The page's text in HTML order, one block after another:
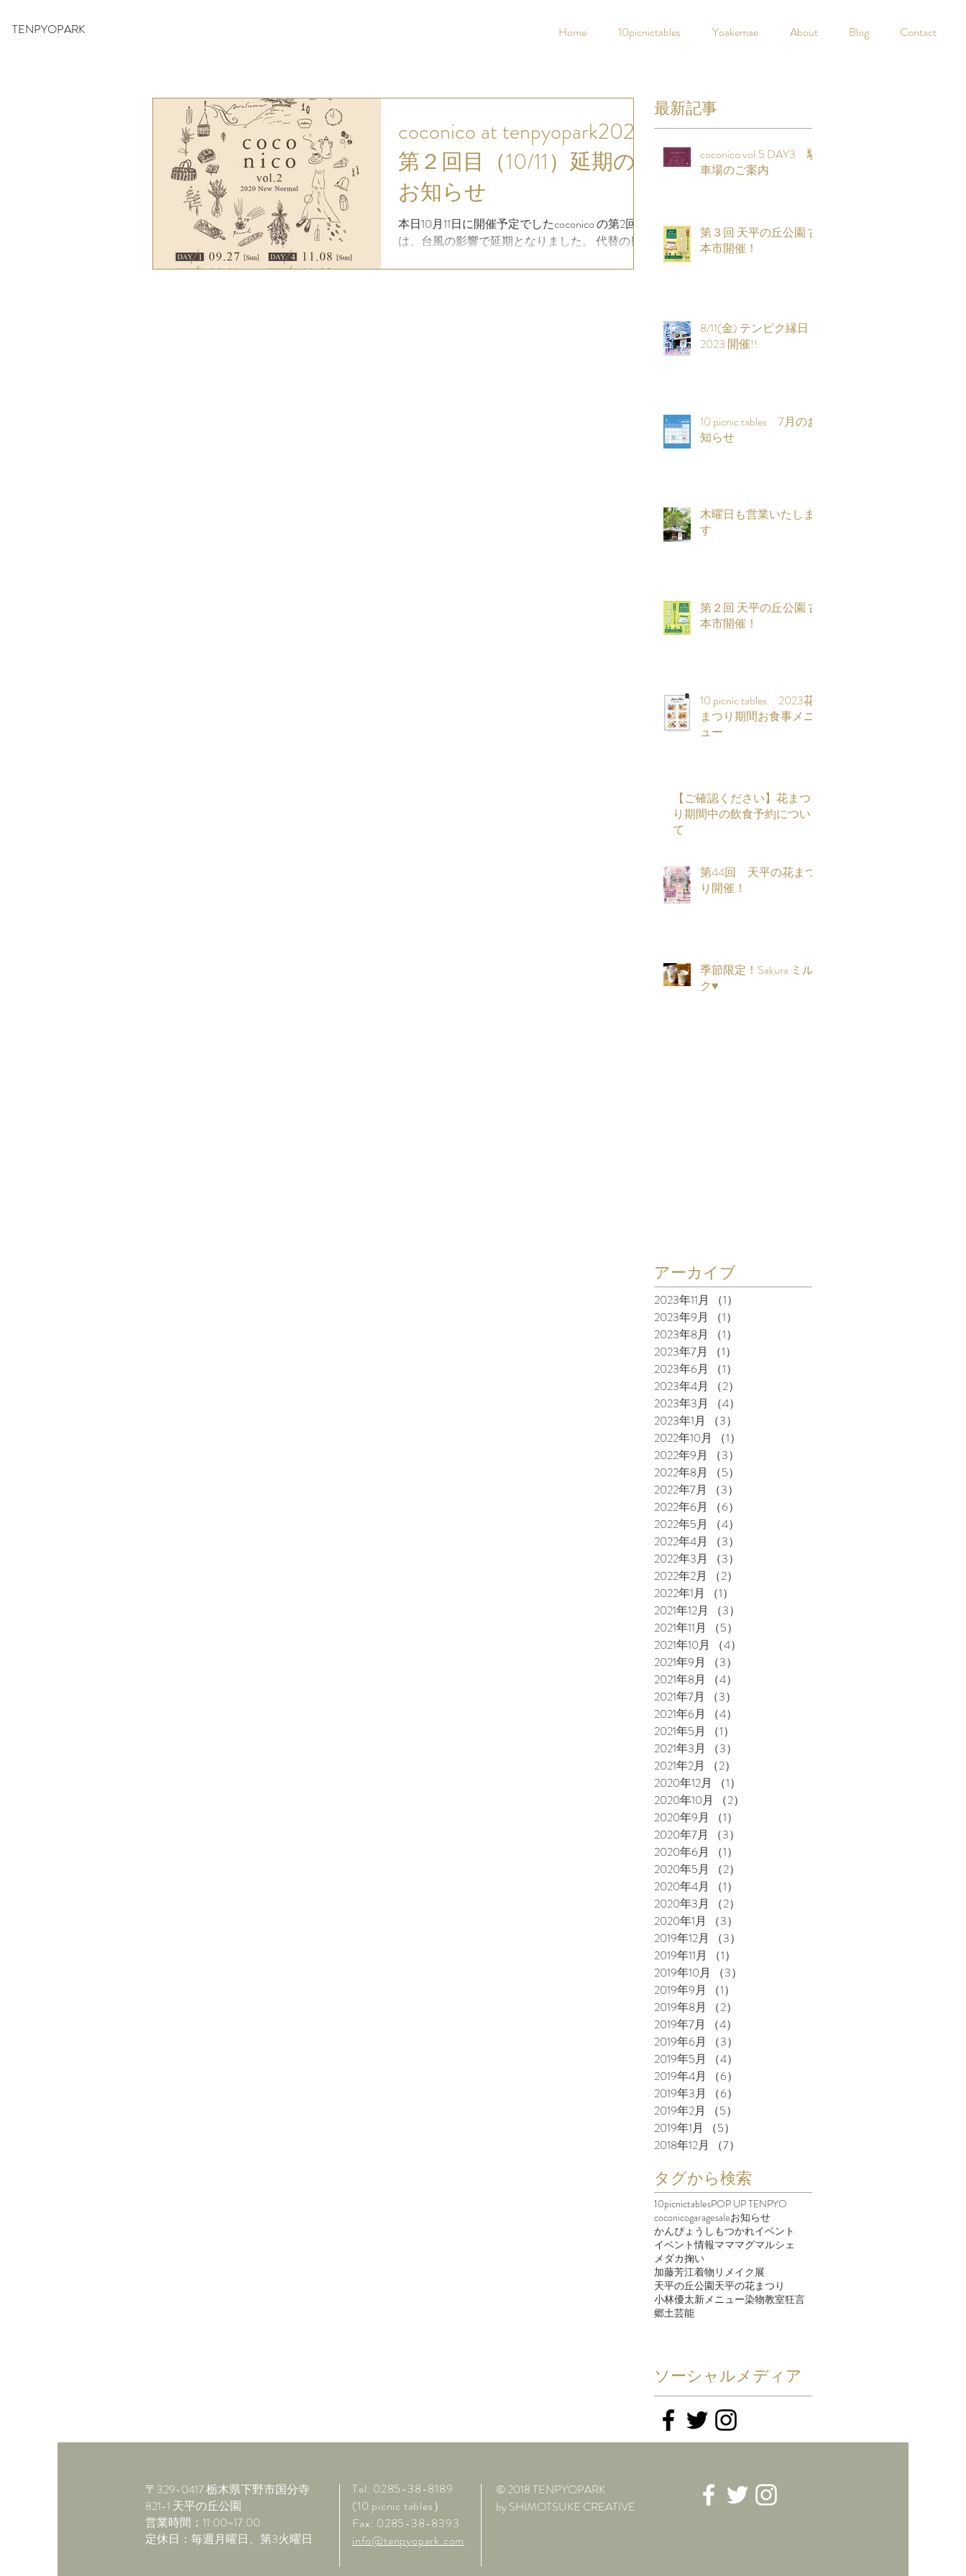
Home 10picnictables Yoakemae About Blog Contact
TENPYOPARK
coconico at tenpyopark2020
第２回目（10/11）延期の
お知らせ
本日10月11日に開催予定でしたcoconico の第2回目
は、台風の影響で延期となりました。 代替の日
最新記事
coconico vol.5 DAY3 駐
車場のご案内
第３回 天平の丘公園 古
本市開催！
8/11(金) テンピク縁日
2023 開催!!
10 picnic tables 7月のお
知らせ
木曜日も営業いたしま
す
第２回 天平の丘公園 古
本市開催！
10 picnic tables 2023花
まつり期間お食事メニ
ュー
【ご確認ください】花まつ
り期間中の飲食予約につい
て
第44回 天平の花まつ
り開催！
季節限定！Sakura ミル
ク♥
アーカイブ
2023年11月 （1）
2023年9月
（1）
2023年8月
（1）
2023年7月
（1）
2023年6月
（1）
2023年4月
（2）
2023年3月
（4）
2023年1月
（3）
2022年10月
（1）
2022年9月
（3）
2022年8月
（5）
2022年7月
（3）
2022年6月
（6）
2022年5月
（4）
2022年4月
（3）
2022年3月
（3）
2022年2月
（2）
2022年1月
（1）
2021年12月
（3）
2021年11月
（5）
2021年10月
（4）
2021年9月
（3）
2021年8月
（4）
2021年7月
（3）
2021年6月
（4）
2021年5月
（1）
2021年3月
（3）
2021年2月
（2）
2020年12月
（1）
2020年10月
（2）
2020年9月
（1）
2020年7月
（3）
2020年6月
（1）
2020年5月
（2）
2020年4月
（1）
2020年3月
（2）
2020年1月
（3）
2019年12月
（3）
2019年11月
（1）
2019年10月
（3）
2019年9月
（1）
2019年8月
（2）
2019年7月
（4）
2019年6月
（3）
2019年5月
（4）
2019年4月
（6）
2019年3月
（6）
2019年2月
（5）
2019年1月
（5）
2018年12月
（7）
タグから検索
10picnictablesPOP UP TENPYO
coconicogaragesaleお知らせ
かんぴょう しもつかれイベント
イベント情報マママグマルシェ
メダカ掬い
加藤芳江着物リメイク展
天平の丘公園天平の花まつり
小林優太新メニュー染物教室狂言
郷土芸能
ソーシャルメディア
〒329-0417 栃木県下野市国分寺
821-1 ​天平の丘公園
​営業時間：11:00~17:00
​定休日：毎週月曜日、第3火曜日
Tel: 0285-38-8189
(10 picnic tables）
Fax: 0285-38-8393
info@tenpyopark.com
© 2018 TENPYOPARK
by SHIMOTSUKE CREATIVE